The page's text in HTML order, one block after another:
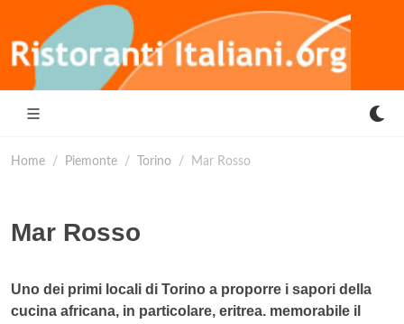
Home Piemonte Torino Mar Rosso
Mar Rosso
Uno dei primi locali di Torino a proporre i sapori della
cucina africana, in particolare, eritrea. memorabile il